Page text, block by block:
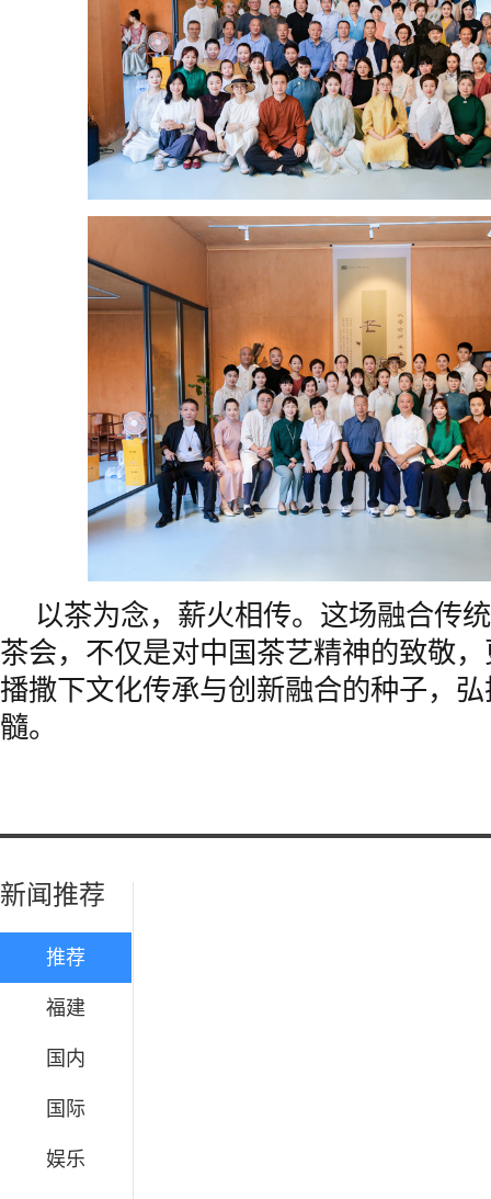
以茶为念，薪火相传。这场融合传
茶会，不仅是对中国茶艺精神的致敬
播撒下文化传承与创新融合的种子，
髓。
新闻推荐
推荐
福建
国内
国际
娱乐